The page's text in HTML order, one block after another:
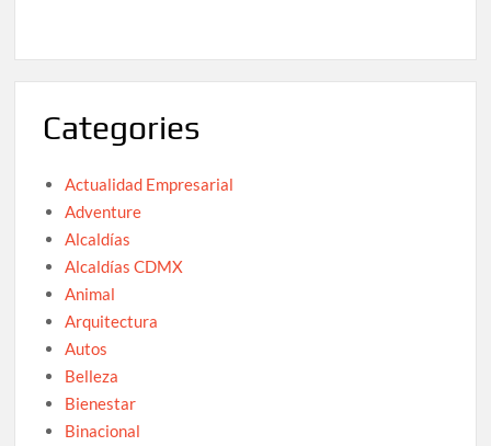
Categories
Actualidad Empresarial
Adventure
Alcaldías
Alcaldías CDMX
Animal
Arquitectura
Autos
Belleza
Bienestar
Binacional